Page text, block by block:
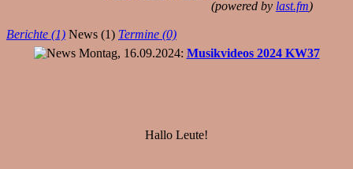
(powered by last.fm)
Berichte (1) News (1) Termine (0)
Montag, 16.09.2024: Musikvideos 2024 KW37
Hallo Leute!